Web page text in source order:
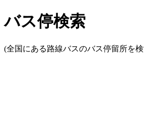
バス停検索
(全国にある路線バスのバス停留所を